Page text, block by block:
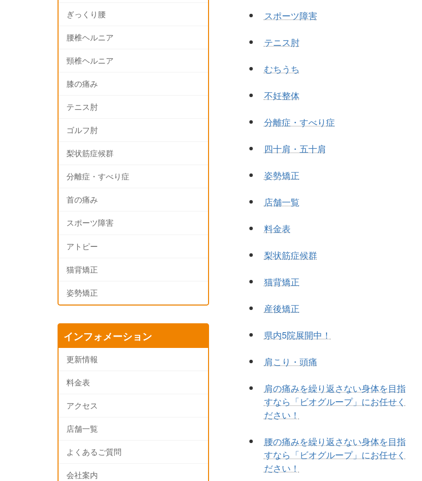
スポーツ障害
テニス肘
むちうち
不妊整体
分離症・すべり症
四十肩・五十肩
姿勢矯正
店舗一覧
料金表
梨状筋症候群
猫背矯正
産後矯正
県内5院展開中！
肩こり・頭痛
肩の痛みを繰り返さない身体を目指
すなら「ビオグループ」にお任せく
ださい！
腰の痛みを繰り返さない身体を目指
すなら「ビオグループ」にお任せく
ださい！
ぎっくり腰
腰椎ヘルニア
頸椎ヘルニア
膝の痛み
テニス肘
ゴルフ肘
梨状筋症候群
分離症・すべり症
首の痛み
スポーツ障害
アトピー
猫背矯正
姿勢矯正
インフォメーション
更新情報
料金表
アクセス
店舗一覧
よくあるご質問
会社案内